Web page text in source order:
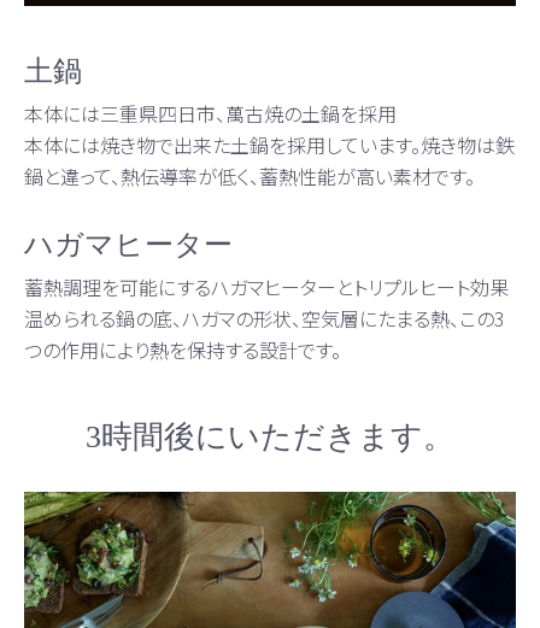
土鍋
本体には三重県四日市、萬古焼の土鍋を採用
本体には焼き物で出来た土鍋を採用しています。焼き物は鉄
鍋と違って、熱伝導率が低く、蓄熱性能が高い素材です。
ハガマヒーター
蓄熱調理を可能にするハガマヒーターとトリプルヒート効果
温められる鍋の底、ハガマの形状、空気層にたまる熱、この3
つの作用により熱を保持する設計です。
3時間後にいただきます。